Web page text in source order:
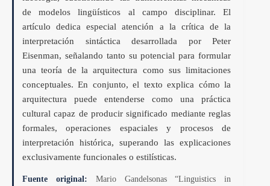
de modelos lingüísticos al campo disciplinar. El
artículo dedica especial atención a la crítica de la
interpretación sintáctica desarrollada por Peter
Eisenman, señalando tanto su potencial para formular
una teoría de la arquitectura como sus limitaciones
conceptuales. En conjunto, el texto explica cómo la
arquitectura puede entenderse como una práctica
cultural capaz de producir significado mediante reglas
formales, operaciones espaciales y procesos de
interpretación histórica, superando las explicaciones
exclusivamente funcionales o estilísticas.
Fuente original: Mario Gandelsonas “Linguistics in